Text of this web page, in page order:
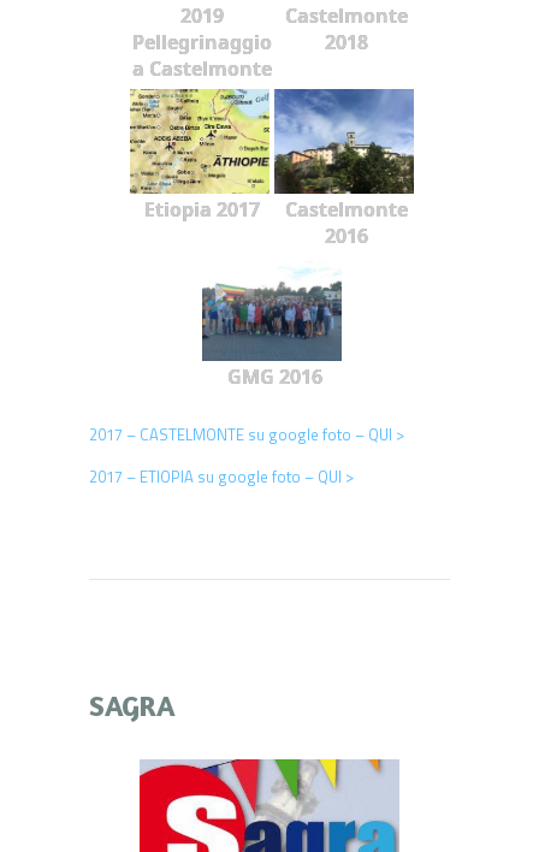
2019
Pellegrinaggio
a Castelmonte
Castelmonte
2018
Etiopia 2017
Castelmonte
2016
GMG 2016
2017 – CASTELMONTE su google foto – QUI >
2017 – ETIOPIA su google foto – QUI >
SAGRA